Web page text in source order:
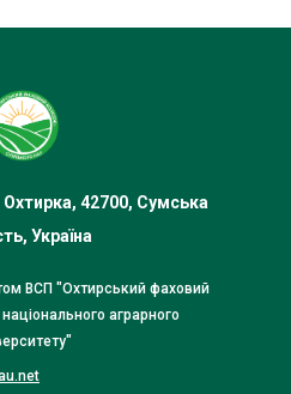
42700, Сумська
Україна
ВСП "Охтирський фаховий
аграрного